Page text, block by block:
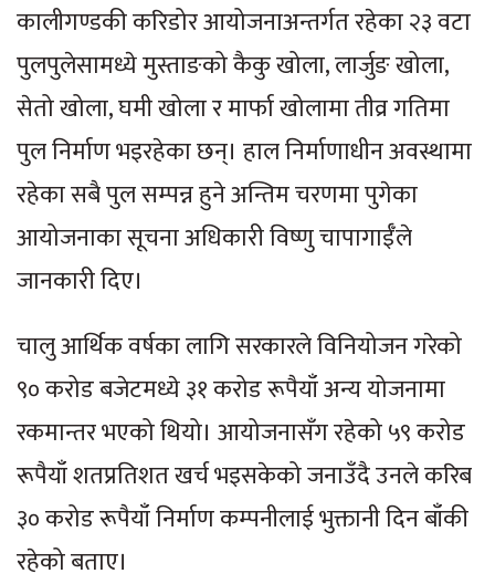
कालीगण्डकी करिडोर आयोजनाअन्तर्गत रहेका २३ वटा
पुलपुलेसामध्ये मुस्ताङको कैकु खोला, लार्जुङ खोला,
सेतो खोला, घमी खोला र मार्फा खोलामा तीव्र गतिमा
पुल निर्माण भइरहेका छन्। हाल निर्माणाधीन अवस्थामा
रहेका सबै पुल सम्पन्न हुने अन्तिम चरणमा पुगेका
आयोजनाका सूचना अधिकारी विष्णु चापागाईँले
जानकारी दिए।
चालु आर्थिक वर्षका लागि सरकारले विनियोजन गरेको
९० करोड बजेटमध्ये ३१ करोड रूपैयाँ अन्य योजनामा
रकमान्तर भएको थियो। आयोजनासँग रहेको ५९ करोड
रूपैयाँ शतप्रतिशत खर्च भइसकेको जनाउँदै उनले करिब
३० करोड रूपैयाँ निर्माण कम्पनीलाई भुक्तानी दिन बाँकी
रहेको बताए।